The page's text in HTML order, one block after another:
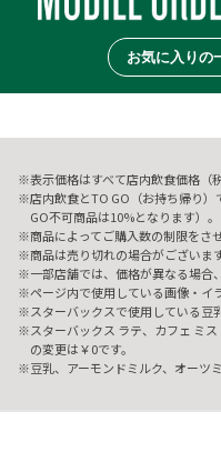
お気に入りの
表示価格はすべて店内飲食価格（
店内飲食とTO GO（お持ち帰り
GO不可商品は10%となります）。
商品によってご購入数の制限をさ
商品は売り切れの場合がございます
一部店舗では、価格が異なる場合
ページ内で使用している画像・イ
スターバックスで使用している豆
スターバックス ラテ、カフェ ミ
の変更は￥0です。
豆乳、アーモンドミルク、オーツ